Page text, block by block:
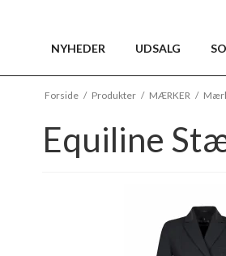
NYHEDER UDSALG
Forside / Produkter / MÆRKER /
Equiline